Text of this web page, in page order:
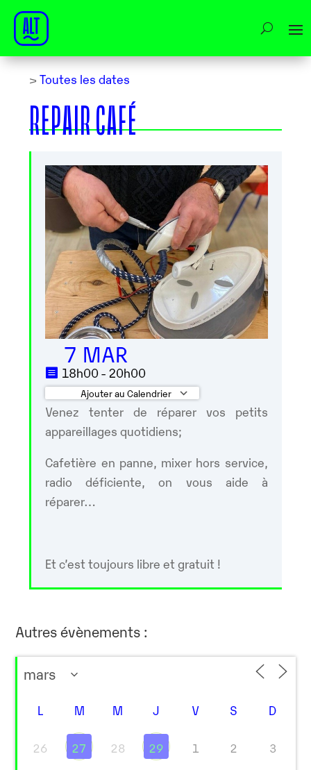
> Toutes les dates
REPAIR CAFÉ
7 MAR
18h00 - 20h00
Ajouter au Calendrier
Télécharger ICS Calendrier Google
Venez tenter de réparer vos petits
appareillages quotidiens;
Cafetière en panne, mixer hors service,
radio déficiente, on vous aide à
réparer…
Et c’est toujours libre et gratuit !
Autres évènements :
L M M J V S D
26 27 28 29 1 2 3